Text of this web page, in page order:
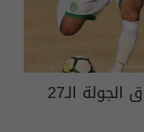
اليوم.. أربع مواجهات في انطلاق الجولة الـ27